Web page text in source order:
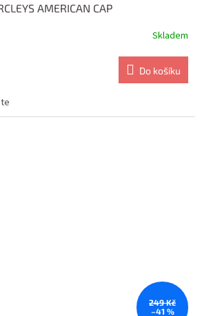
AMERICAN CAP
Skladem
Do košíku
249 Kč
–41 %